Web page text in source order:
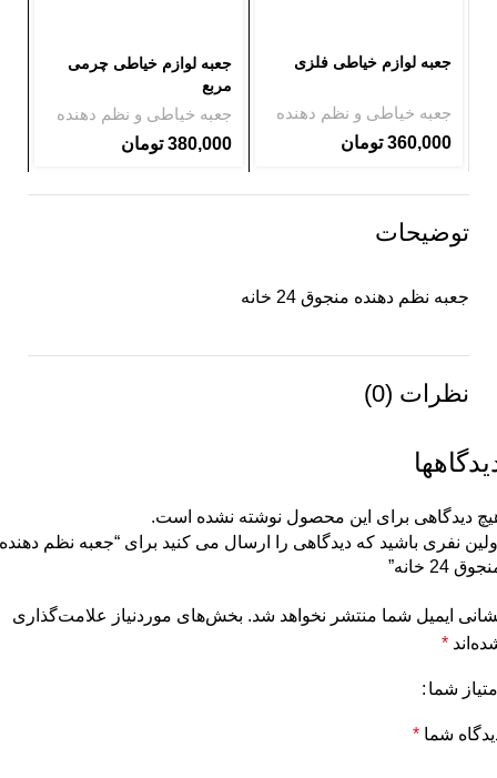
جعبه لوازم خیاطی فلزی
جعبه خیاطی و نظم دهنده
360,000 تومان
جعبه لوازم خیاطی چرمی
مربع
جعبه خیاطی و نظم دهنده
380,000 تومان
توضیحات
جعبه نظم دهنده منجوق 24 خانه
نظرات (0)
دیدگاهی برای این محصول نوشته نشده است.
نفری باشید که دیدگاهی را ارسال می کنید برای “جعبه نظم دهنده
24 خانه”
ایمیل شما منتشر نخواهد شد. بخش‌های موردنیاز علامت‌گذاری
*
شما
شما *